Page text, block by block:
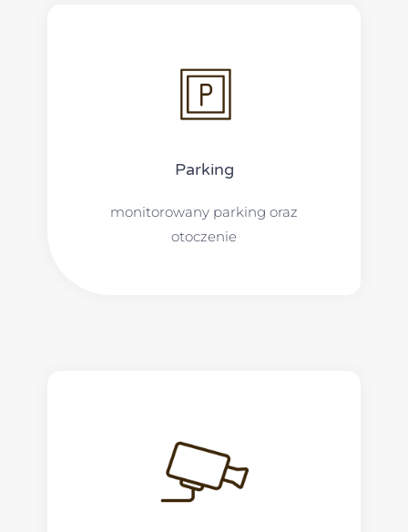
Parking
monitorowany parking oraz
otoczenie